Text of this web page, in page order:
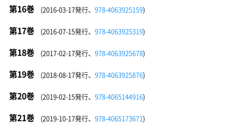
第16巻 (2016-03-17発行、 978-4063925159)
第17巻 (2016-07-15発行、 978-4063925319)
第18巻 (2017-02-17発行、 978-4063925678)
第19巻 (2018-08-17発行、 978-4063925876)
第20巻 (2019-02-15発行、 978-4065144916)
第21巻 (2019-10-17発行、 978-4065173671)